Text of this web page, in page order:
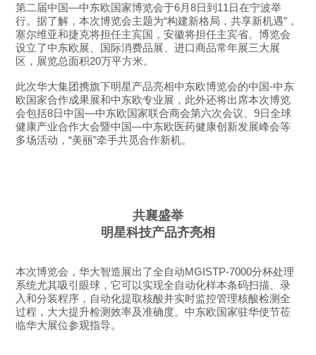
第二届中国—中东欧国家博览会于6月8日到11日在宁波举
行。据了解，本次博览会主题为“构建新格局，共享新机遇”，
塞尔维亚和捷克将担任主宾国，安徽将担任主宾省。博览会
设立了中东欧展、国际消费品展、进口商品常年展三大展
区，展览总面积20万平方米。
此次华大集团携旗下明星产品亮相中东欧博览会的中国-中东
欧国家合作成果展和中东欧专业展，此外还将出席本次博览
会包括8日中国—中东欧国家联合商会第六次会议、9日全球
健康产业合作大会暨中国—中东欧医药健康创新发展峰会等
多场活动，“美丽”牵手共觅合作新机。
共襄盛举
明星科技产品齐亮相
本次博览会，华大智造展出了全自动MGISTP-7000分杯处理
系统尤其吸引眼球，它可以实现全自动化样本条码扫描、录
入和分装程序，自动化提取核酸并实时监控管理核酸检测全
过程，大大提升检测效率及准确度。中东欧国家驻华使节莅
临华大展位参观指导。